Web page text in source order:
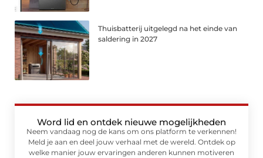
Thuisbatterij uitgelegd na het einde van
saldering in 2027
Word lid en ontdek nieuwe mogelijkheden
Neem vandaag nog de kans om ons platform te verkennen!
Meld je aan en deel jouw verhaal met de wereld. Ontdek op
welke manier jouw ervaringen anderen kunnen motiveren